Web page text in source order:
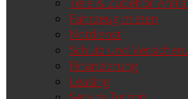
Fahrzeug mieten
Notdienst
Schutz und
Finanzierung
Leasing